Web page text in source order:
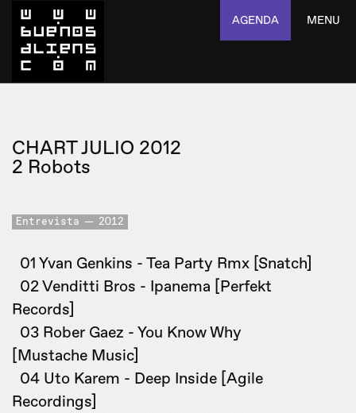
AGENDA MENU
CHART JULIO 2012
2 Robots
Entrevista 2012
01 Yvan Genkins - Tea Party Rmx [Snatch]
02 Venditti Bros - Ipanema [Perfekt
Records]
03 Rober Gaez - You Know Why
[Mustache Music]
04 Uto Karem - Deep Inside [Agile
Recordings]